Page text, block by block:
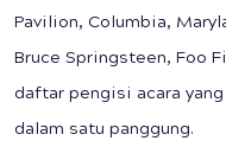
Pavilion, Columbia,
Bruce Springsteen, Foo
daftar pengisi acara
dalam satu panggung.